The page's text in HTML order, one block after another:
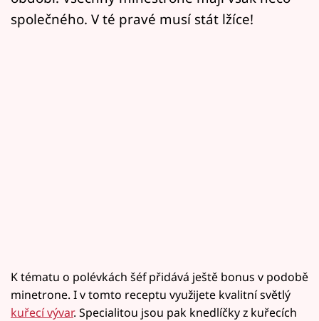
Sledujte nás
společného. V té pravé musí stát lžíce!
K tématu o polévkách šéf přidává ještě bonus v podobě
minetrone. I v tomto receptu využijete kvalitní světlý
kuřecí vývar. Specialitou jsou pak knedlíčky z kuřecích